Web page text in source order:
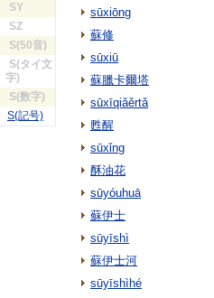
SY
SZ
S(50音)
S(タイ文
字)
S(数字)
S(記号)
sūxiōng
蘇修
sūxiū
蘇臘卡爾塔
sūxīqiǎěrtǎ
甦醒
sūxǐng
酥油花
sūyóuhuā
蘇伊士
sūyīshì
蘇伊士河
sūyīshìhé